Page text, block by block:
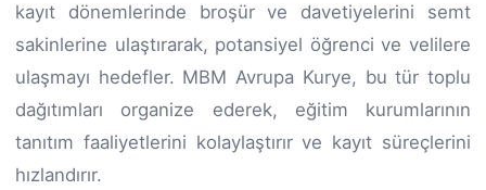
kayıt dönemlerinde broşür ve davetiyelerini semt
sakinlerine ulaştırarak, potansiyel öğrenci ve velilere
ulaşmayı hedefler. MBM Avrupa Kurye, bu tür toplu
dağıtımları organize ederek, eğitim kurumlarının
tanıtım faaliyetlerini kolaylaştırır ve kayıt süreçlerini
hızlandırır.